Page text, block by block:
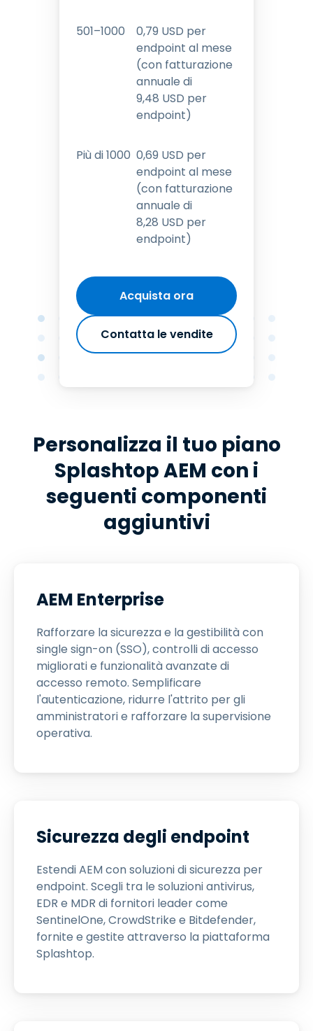
501–1000 0,79 USD per
endpoint al mese
(con fatturazione
annuale di
9,48 USD per
endpoint)
Più di 1000 0,69 USD per
endpoint al mese
(con fatturazione
annuale di
8,28 USD per
endpoint)
Acquista ora
Contatta le vendite
Personalizza il tuo piano
Splashtop AEM con i
seguenti componenti
aggiuntivi
AEM Enterprise
Rafforzare la sicurezza e la gestibilità con
single sign-on (SSO), controlli di accesso
migliorati e funzionalità avanzate di
accesso remoto. Semplificare
l'autenticazione, ridurre l'attrito per gli
amministratori e rafforzare la supervisione
operativa.
Sicurezza degli endpoint
Estendi AEM con soluzioni di sicurezza per
endpoint. Scegli tra le soluzioni antivirus,
EDR e MDR di fornitori leader come
SentinelOne, CrowdStrike e Bitdefender,
fornite e gestite attraverso la piattaforma
Splashtop.